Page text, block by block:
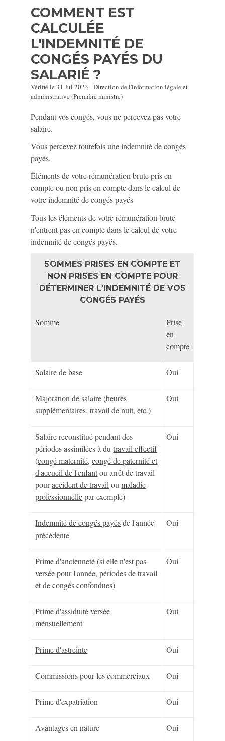
COMMENT EST
CALCULÉE
L'INDEMNITÉ DE
CONGÉS PAYÉS DU
SALARIÉ ?
Vérifié le 31 Jul 2023 - Direction de l'information légale et
administrative (Première ministre)
Pendant vos congés, vous ne percevez pas votre
salaire.
Vous percevez toutefois une indemnité de congés
payés.
Éléments de votre rémunération brute pris en
compte ou non pris en compte dans le calcul de
votre indemnité de congés payés
Tous les éléments de votre rémunération brute
n'entrent pas en compte dans le calcul de votre
indemnité de congés payés.
SOMMES PRISES EN COMPTE ET
NON PRISES EN COMPTE POUR
DÉTERMINER L'INDEMNITÉ DE VOS
CONGÉS PAYÉS
Somme
Prise
en
compte
Salairede base Oui
Majoration de salaire (heures
supplémentaires,travail de nuit, etc.)
Oui
Salaire reconstitué pendant des
périodes assimilées à dutravail effectif
(congé maternité,congé de paternité et
d'accueil de l'enfantou arrêt de travail
pouraccident de travail oumaladie
professionnellepar exemple)
Oui
Indemnité de congés payésde l'année
précédente
Oui
Prime d'ancienneté(si elle n'est pas
versée pour l'année, périodes de travail
et de congés confondues)
Oui
Prime d'assiduité versée
mensuellement
Oui
Prime d'astreinte Oui
Commissions pour les commerciaux Oui
Prime d'expatriation Oui
Avantages en nature Oui